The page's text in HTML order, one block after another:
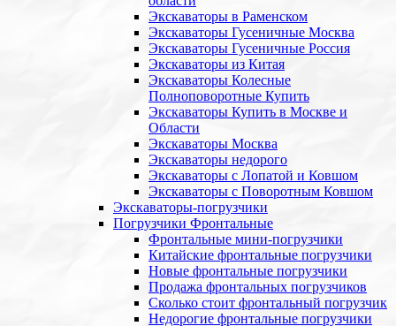
Экскаваторы в Раменском
Экскаваторы Гусеничные Москва
Экскаваторы Гусеничные Россия
Экскаваторы из Китая
Экскаваторы Колесные
Полноповоротные Купить
Экскаваторы Купить в Москве и
Области
Экскаваторы Москва
Экскаваторы недорого
Экскаваторы с Лопатой и Ковшом
Экскаваторы с Поворотным Ковшом
Экскаваторы-погрузчики
Погрузчики Фронтальные
Фронтальные мини-погрузчики
Китайские фронтальные погрузчики
Новые фронтальные погрузчики
Продажа фронтальных погрузчиков
Сколько стоит фронтальный погрузчик
Недорогие фронтальные погрузчики